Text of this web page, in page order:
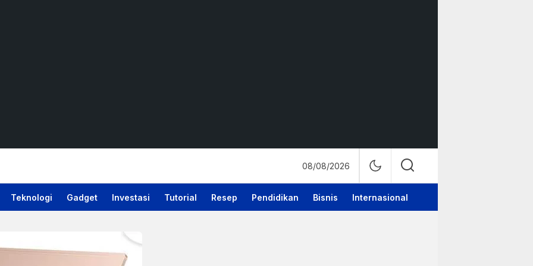
08/08/2026
Teknologi Gadget Investasi Tutorial Resep Pendidikan Bisnis Internasional